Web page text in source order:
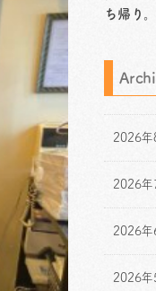
ち帰り。
2026年
2026年
2026年
2026年